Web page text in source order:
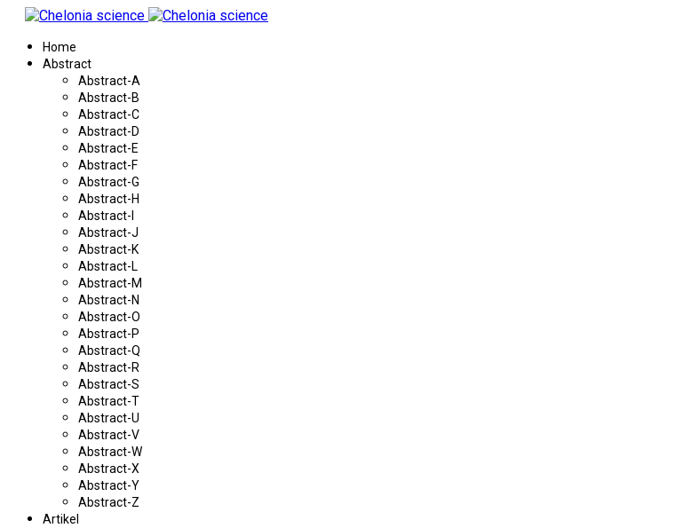
Home
Abstract
Abstract-A
Abstract-B
Abstract-C
Abstract-D
Abstract-E
Abstract-F
Abstract-G
Abstract-H
Abstract-I
Abstract-J
Abstract-K
Abstract-L
Abstract-M
Abstract-N
Abstract-O
Abstract-P
Abstract-Q
Abstract-R
Abstract-S
Abstract-T
Abstract-U
Abstract-V
Abstract-W
Abstract-X
Abstract-Y
Abstract-Z
Artikel